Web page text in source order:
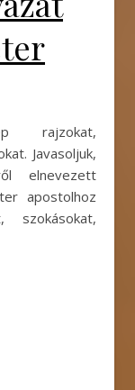
rajzokat,
Javasoljuk,
elnevezett
apostolhoz
szokásokat,